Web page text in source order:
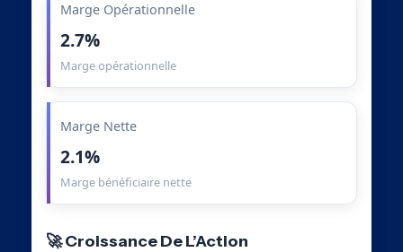
Marge Opérationnelle
2.7%
Marge opérationnelle
Marge Nette
2.1%
Marge bénéficiaire nette
🚀 Croissance De L’Action